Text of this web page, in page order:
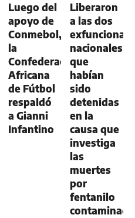
Luego del
apoyo de
Conmebol,
la
Confederación
Africana
de Fútbol
respaldó
a Gianni
Infantino
Liberaron
a las dos
nacionales
que
habían
sido
detenidas
en la
causa que
investiga
las
muertes
por
fentanilo
contaminado